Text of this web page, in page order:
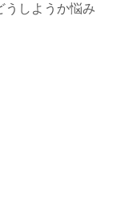
うしようか悩み